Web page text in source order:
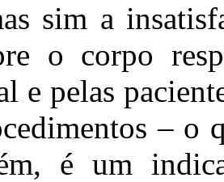
sim a
o corpo
e pelas
– o
é um